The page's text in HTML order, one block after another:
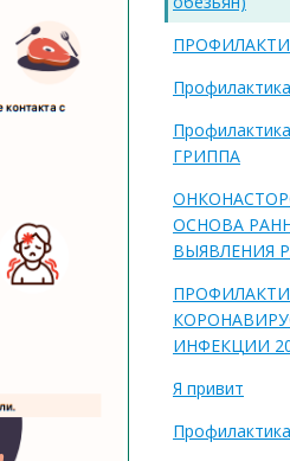
ГРИППА
ОСНОВА
ВЫЯВЛЕНИЯ
ИНФЕКЦИИ
Я привит